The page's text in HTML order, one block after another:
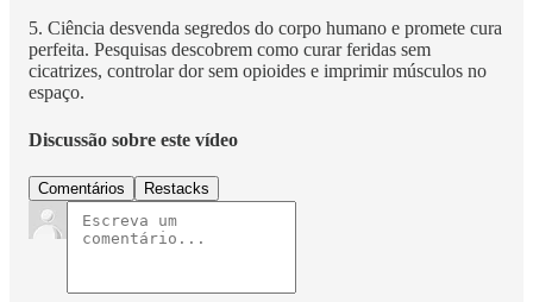
5. Ciência desvenda segredos do corpo humano e promete cura
perfeita. Pesquisas descobrem como curar feridas sem
cicatrizes, controlar dor sem opioides e imprimir músculos no
espaço.
Discussão sobre este vídeo
Comentários Restacks